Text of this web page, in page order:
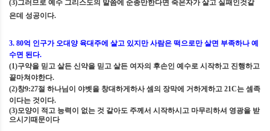
(3)그러므로 예수 그리스도의 말씀에 순종만한다면 죽은자가 살고 실패인것같
은데 성공이다.
3. 80억 인구가 오대양 육대주에 살고 있지만 사람은 떡으로만 살면 부족하나 예
수면 된다.
(1)구약을 믿고 살든 신약을 믿고 살든 여자의 후손인 예수로 시작하고 진행하고
끝마쳐야한다.
(2)창9:27절 하나님이 야벳을 창대하게하사 셈의 장막에 거하게하고 21C는 셈족
이다는 것이다.
(3)모양이 적고 능력이 없는 것 같아도 주께서 시작하시고 마무리하셔 영광을 받
으시기때문이다